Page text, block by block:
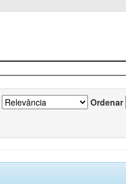
Ordenar